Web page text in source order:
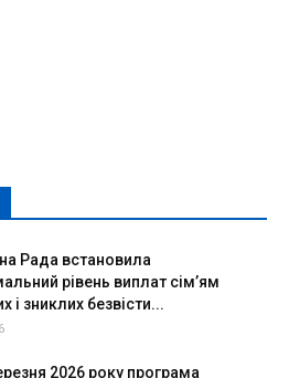
Рада встановила
рівень виплат сім’ям
і зниклих безвісти...
2026 року програма